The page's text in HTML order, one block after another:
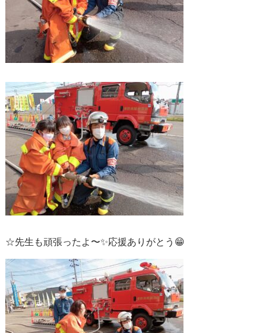
☆先生も頑張ったよ〜✨応援ありがとう😁